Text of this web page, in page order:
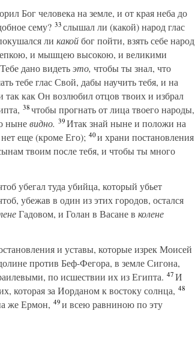
Бог человека на земле, и от края неба до
сему? 33слышал ли (какой) народ глас
ли какойбог пойти, взять себе народ
и мышцею высокою, и великими
дано видетьэто, чтобы ты знал, что
тебе глас Свой, дабы научить тебя, и на
так как Он возлюбил отцов твоих и избрал
38чтобы прогнать от лица твоего народы,
ныневидно. 39Итак знай ныне и положи на
еще (кроме Его); 40и храни постановления
твоим после тебя, и чтобы ты много
убегал туда убийца, который убьет
убежав в один из этих городов, остался
Гадовом, и Голан в Васане в колене
и уставы, которые изрек Моисей
против Беф-Фегора, в земле Сигона,
по исшествии их из Египта. 47И
которая за Иорданом к востоку солнца, 48
же Ермон, 49и всею равниною по эту